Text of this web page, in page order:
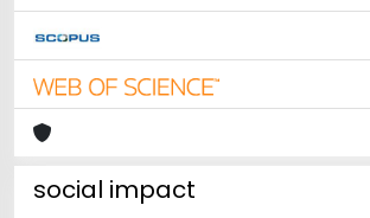
social impact